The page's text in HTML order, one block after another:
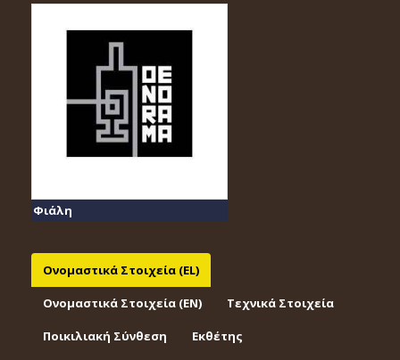
Φιάλη
Ονομαστικά Στοιχεία (EL)
Ονομαστικά Στοιχεία (EΝ) Τεχνικά Στοιχεία
Ποικιλιακή Σύνθεση Εκθέτης